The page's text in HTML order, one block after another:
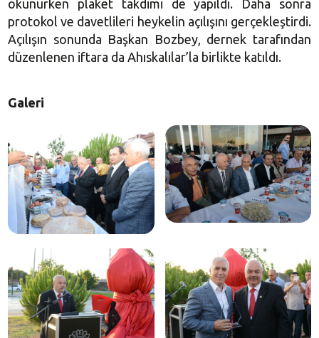
okunurken plaket takdimi de yapıldı. Daha sonra
protokol ve davetlileri heykelin açılışını gerçekleştirdi.
Açılışın sonunda Başkan Bozbey, dernek tarafından
düzenlenen iftara da Ahıskalılar’la birlikte katıldı.
Galeri